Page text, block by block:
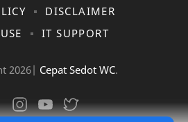
DISCLAIMER
IT SUPPORT
2026| Cepat Sedot WC.